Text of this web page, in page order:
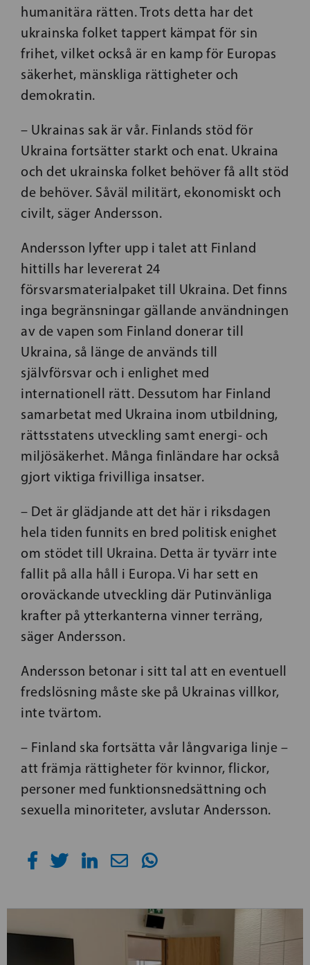
humanitära rätten. Trots detta har det
ukrainska folket tappert kämpat för sin
frihet, vilket också är en kamp för Europas
säkerhet, mänskliga rättigheter och
demokratin.
– Ukrainas sak är vår. Finlands stöd för
Ukraina fortsätter starkt och enat. Ukraina
och det ukrainska folket behöver få allt stöd
de behöver. Såväl militärt, ekonomiskt och
civilt, säger Andersson.
Andersson lyfter upp i talet att Finland
hittills har levererat 24
försvarsmaterialpaket till Ukraina. Det finns
inga begränsningar gällande användningen
av de vapen som Finland donerar till
Ukraina, så länge de används till
självförsvar och i enlighet med
internationell rätt. Dessutom har Finland
samarbetat med Ukraina inom utbildning,
rättsstatens utveckling samt energi- och
miljösäkerhet. Många finländare har också
gjort viktiga frivilliga insatser.
– Det är glädjande att det här i riksdagen
hela tiden funnits en bred politisk enighet
om stödet till Ukraina. Detta är tyvärr inte
fallit på alla håll i Europa. Vi har sett en
oroväckande utveckling där Putinvänliga
krafter på ytterkanterna vinner terräng,
säger Andersson.
Andersson betonar i sitt tal att en eventuell
fredslösning måste ske på Ukrainas villkor,
inte tvärtom.
– Finland ska fortsätta vår långvariga linje –
att främja rättigheter för kvinnor, flickor,
personer med funktionsnedsättning och
sexuella minoriteter, avslutar Andersson.